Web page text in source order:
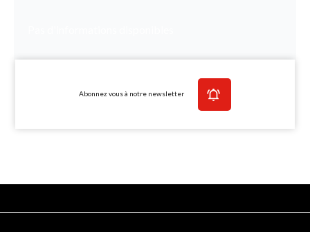
Abonnez vous à notre newsletter